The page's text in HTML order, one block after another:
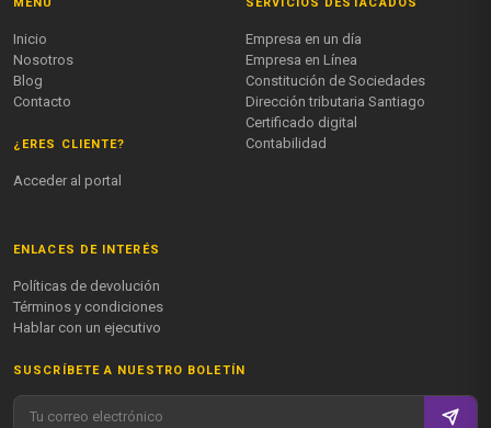
Inicio
Nosotros
Blog
Contacto
¿ERES CLIENTE?
Acceder al portal
Empresa en un día
Empresa en Línea
Constitución de Sociedades
Dirección tributaria Santiago
Certificado digital
Contabilidad
ENLACES DE INTERÉS
Políticas de devolución
Términos y condiciones
Hablar con un ejecutivo
SUSCRÍBETE A NUESTRO BOLETÍN